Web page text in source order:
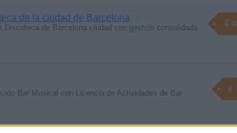
de la ciudad de Barcelona
€
Discoteca de Barcelona ciudad con gestión consolidada
€
Bar Musical con Licencia de Actividades de Bar